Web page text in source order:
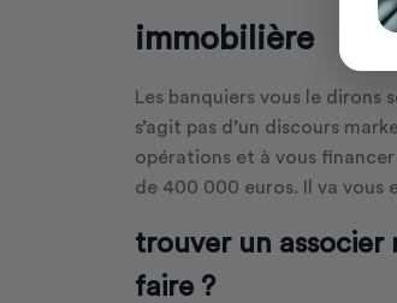
immobilière
Les banquiers vous le dirons
s’agit pas d’un discours
opérations et à vous
de 400 000 euros. Il va vous
trouver un associer
faire ?